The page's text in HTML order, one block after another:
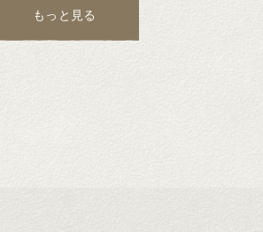
もっと見る